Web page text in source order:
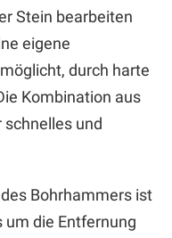
Stein bearbeiten
eigene
durch harte
Kombination aus
und
Bohrhammers ist
die Entfernung